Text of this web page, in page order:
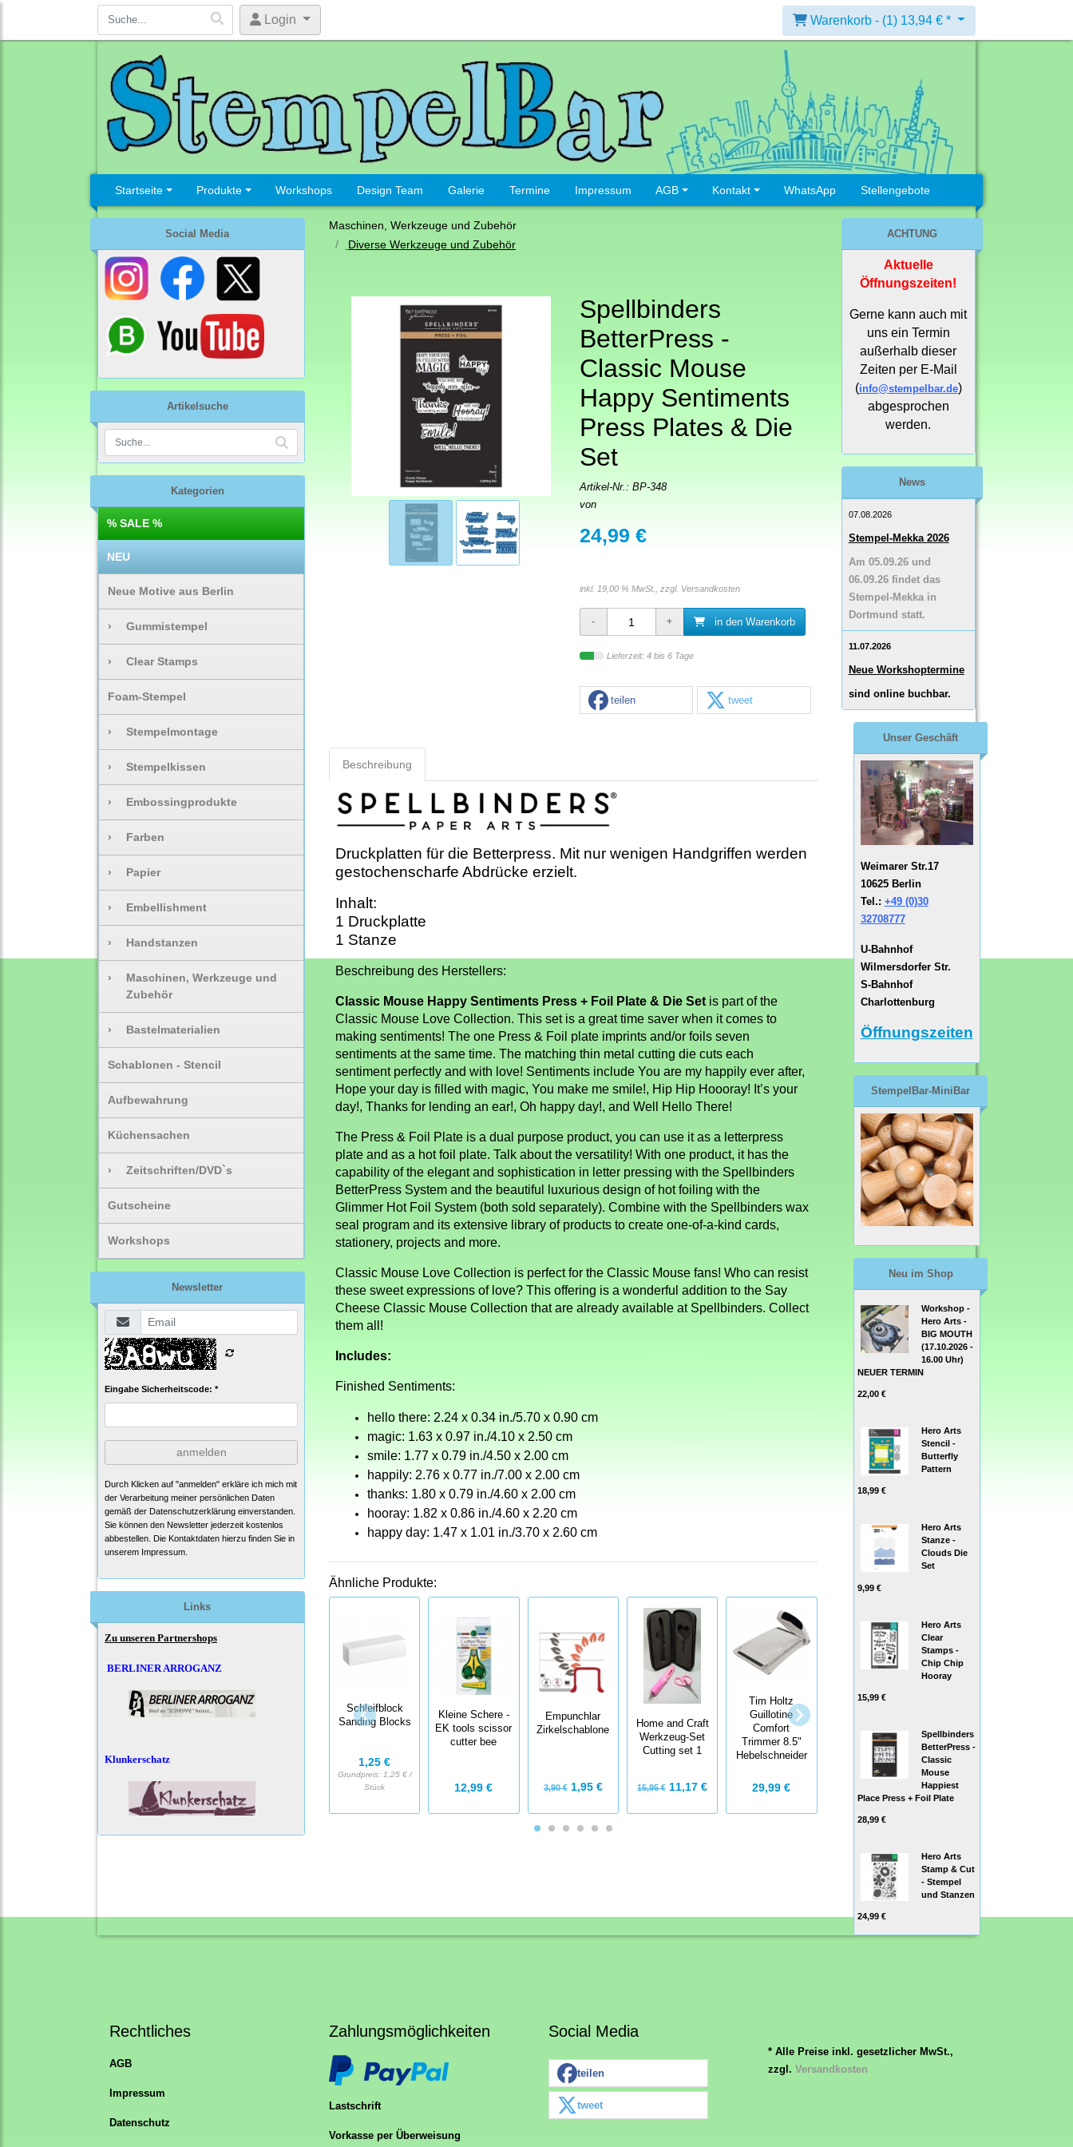
Login Warenkorb - (1) 13,94 € *
Startseite Produkte Workshops Design Team Galerie Termine Impressum AGB Kontakt WhatsApp Stellengebote
Social Media
Artikelsuche
Kategorien
% SALE %
NEU
Neue Motive aus Berlin
› Gummistempel
› Clear Stamps
Foam-Stempel
› Stempelmontage
› Stempelkissen
› Embossingprodukte
› Farben
› Papier
› Embellishment
› Handstanzen
›
Maschinen, Werkzeuge und
Zubehör
› Bastelmaterialien
Schablonen - Stencil
Aufbewahrung
Küchensachen
› Zeitschriften/DVD`s
Gutscheine
Workshops
Newsletter
Eingabe Sicherheitscode: *
anmelden
Durch Klicken auf "anmelden" erkläre ich mich mit
der Verarbeitung meiner persönlichen Daten
gemäß der Datenschutzerklärung einverstanden.
Sie können den Newsletter jederzeit kostenlos
abbestellen. Die Kontaktdaten hierzu finden Sie in
unserem Impressum.
Links
Zu unseren Partnershops
BERLINER ARROGANZ
Klunkerschatz
Maschinen, Werkzeuge und Zubehör
Diverse Werkzeuge und Zubehör
Spellbinders
BetterPress -
Classic Mouse
Happy Sentiments
Press Plates & Die
Set
Artikel-Nr.: BP-348
von
24,99 €
inkl. 19,00 % MwSt., zzgl. Versandkosten
in den Warenkorb
Lieferzeit: 4 bis 6 Tage
teilen tweet
Beschreibung
Druckplatten für die Betterpress. Mit nur wenigen Handgriffen werden
gestochenscharfe Abdrücke erzielt.
Inhalt:
1 Druckplatte
1 Stanze
Beschreibung des Herstellers:
Classic Mouse Happy Sentiments Press + Foil Plate & Die Set is part of the
Classic Mouse Love Collection. This set is a great time saver when it comes to
making sentiments! The one Press & Foil plate imprints and/or foils seven
sentiments at the same time. The matching thin metal cutting die cuts each
sentiment perfectly and with love! Sentiments include You are my happily ever after,
Hope your day is filled with magic, You make me smile!, Hip Hip Hoooray! It’s your
day!, Thanks for lending an ear!, Oh happy day!, and Well Hello There!
The Press & Foil Plate is a dual purpose product, you can use it as a letterpress
plate and as a hot foil plate. Talk about the versatility! With one product, it has the
capability of the elegant and sophistication in letter pressing with the Spellbinders
BetterPress System and the beautiful luxurious design of hot foiling with the
Glimmer Hot Foil System (both sold separately). Combine with the Spellbinders wax
seal program and its extensive library of products to create one-of-a-kind cards,
stationery, projects and more.
Classic Mouse Love Collection is perfect for the Classic Mouse fans! Who can resist
these sweet expressions of love? This offering is a wonderful addition to the Say
Cheese Classic Mouse Collection that are already available at Spellbinders. Collect
them all!
Includes:
Finished Sentiments:
hello there: 2.24 x 0.34 in./5.70 x 0.90 cm
magic: 1.63 x 0.97 in./4.10 x 2.50 cm
smile: 1.77 x 0.79 in./4.50 x 2.00 cm
happily: 2.76 x 0.77 in./7.00 x 2.00 cm
thanks: 1.80 x 0.79 in./4.60 x 2.00 cm
hooray: 1.82 x 0.86 in./4.60 x 2.20 cm
happy day: 1.47 x 1.01 in./3.70 x 2.60 cm
Ähnliche Produkte:
Schleifblock
Sanding Blocks
1,25 €
Grundpreis: 1,25 € /
Stück
Kleine Schere -
EK tools scissor
cutter bee
12,99 €
Empunchlar
Zirkelschablone
3,90 €1,95 €
Home and Craft
Werkzeug-Set
Cutting set 1
15,95 €11,17 €
Tim Holtz
Guillotine
Comfort
Trimmer 8.5"
Hebelschneider
29,99 €
Tim Holtz
scissors Mini
Snips
Ribbon & Tape
Printer - Drucker
114,95 €
ACHTUNG
Aktuelle
Öffnungszeiten!
Gerne kann auch mit
uns ein Termin
außerhalb dieser
Zeiten per E-Mail
(info@stempelbar.de)
abgesprochen
werden.
News
07.08.2026
Stempel-Mekka 2026
Am 05.09.26 und
06.09.26 findet das
Stempel-Mekka in
Dortmund statt.
11.07.2026
Neue Workshoptermine
sind online buchbar.
Unser Geschäft
Weimarer Str.17
10625 Berlin
Tel.: +49 (0)30
32708777
U-Bahnhof
Wilmersdorfer Str.
S-Bahnhof
Charlottenburg
Öffnungszeiten
StempelBar-MiniBar
Neu im Shop
Workshop -
Hero Arts -
BIG MOUTH
(17.10.2026 -
16.00 Uhr)
NEUER TERMIN
22,00 €
Hero Arts
Stencil -
Butterfly
Pattern
18,99 €
Hero Arts
Stanze -
Clouds Die
Set
9,99 €
Hero Arts
Clear
Stamps -
Chip Chip
Hooray
15,99 €
Spellbinders
BetterPress -
Classic
Mouse
Happiest
Place Press + Foil Plate
28,99 €
Hero Arts
Stamp & Cut
- Stempel
und Stanzen
24,99 €
Rechtliches
AGB
Impressum
Datenschutz
Zahlungsmöglichkeiten
Lastschrift
Vorkasse per Überweisung
Social Media
teilen
tweet
* Alle Preise inkl. gesetzlicher MwSt.,
zzgl. Versandkosten